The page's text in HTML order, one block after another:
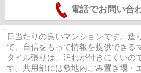
電話でお問い合
日当たりの良いマンションです。造
て、自信をもって情報を提供できる
タイル張りは、汚れが付きにくいの
す。共用部には敷地内ごみ置き場・